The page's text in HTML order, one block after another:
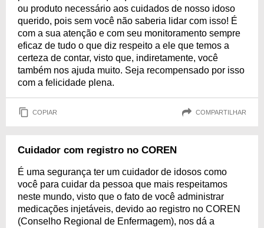
ou produto necessário aos cuidados de nosso idoso
querido, pois sem você não saberia lidar com isso! É
com a sua atenção e com seu monitoramento sempre
eficaz de tudo o que diz respeito a ele que temos a
certeza de contar, visto que, indiretamente, você
também nos ajuda muito. Seja recompensado por isso
com a felicidade plena.
COPIAR COMPARTILHAR
Cuidador com registro no COREN
É uma segurança ter um cuidador de idosos como
você para cuidar da pessoa que mais respeitamos
neste mundo, visto que o fato de você administrar
medicações injetáveis, devido ao registro no COREN
(Conselho Regional de Enfermagem), nos dá a